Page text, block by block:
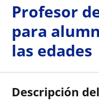
Profesor
para
las edades
Descripción